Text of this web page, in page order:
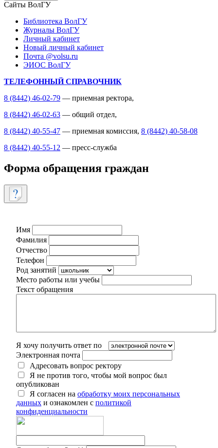
Сайты ВолГУ
Библиотека ВолГУ
Журналы ВолГУ
Личный кабинет
Новый личный кабинет
Почта @volsu.ru
ЭИОС ВолГУ
ТЕЛЕФОННЫЙ СПРАВОЧНИК
8 (8442) 46-02-79 — приемная ректора,
8 (8442) 46-02-63 — общий отдел,
8 (8442) 40-55-47 — приемная комиссия, 8 (8442) 40-58-08
8 (8442) 40-55-12 — пресс-служба
Форма обращения граждан
Имя
Фамилия
Отчество
Телефон
Род занятий
Место работы или учебы
Текст обращения
Я хочу получить ответ по
Электронная почта
Адресовать вопрос ректору
Я не против того, чтобы мой вопрос был
опубликован
Я согласен на обработку моих персональных
данных и ознакомлен с политикой
конфиденциальности